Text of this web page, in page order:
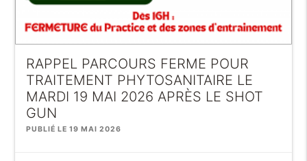
RAPPEL PARCOURS FERME POUR
TRAITEMENT PHYTOSANITAIRE LE
MARDI 19 MAI 2026 APRÈS LE SHOT
GUN
PUBLIÉ LE 19 MAI 2026